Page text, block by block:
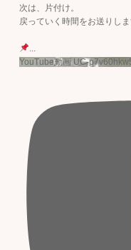
次は、片付け。
戻っていく時間をお送りしま
...
YouTube動画 UC-